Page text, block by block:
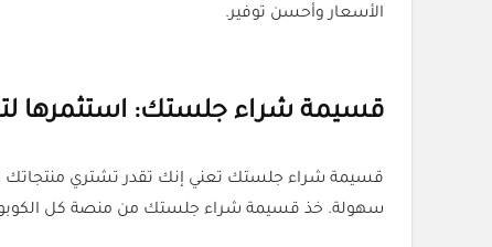
الأسعار وأحسن توفير.
قسيمة شراء جلستك: استثمرها
قسيمة شراء جلستك تعني إنك تقدر تشتري منتجاتك
سهولة. خذ قسيمة شراء جلستك من منصة كل